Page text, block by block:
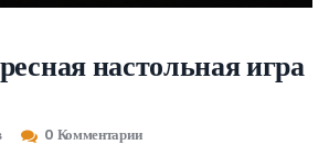
настольная игра
0 Комментарии